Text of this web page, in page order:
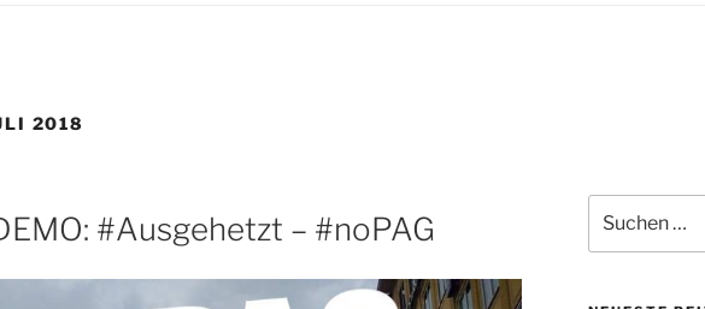
2018
#Ausgehetzt – #noPAG
nach: